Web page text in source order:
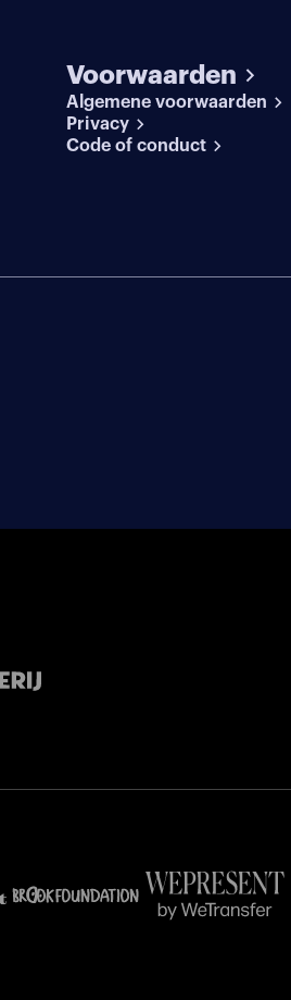
Voorwaarden
Algemene voorwaarden
Privacy
Code of conduct